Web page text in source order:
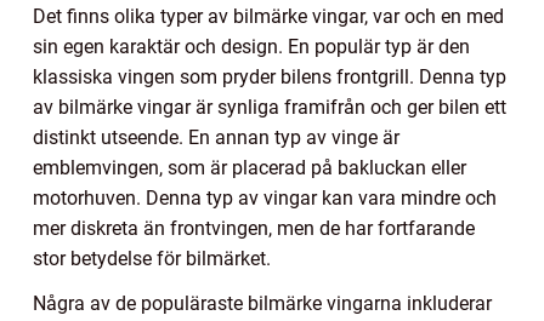
Det finns olika typer av bilmärke vingar, var och en med
sin egen karaktär och design. En populär typ är den
klassiska vingen som pryder bilens frontgrill. Denna typ
av bilmärke vingar är synliga framifrån och ger bilen ett
distinkt utseende. En annan typ av vinge är
emblemvingen, som är placerad på bakluckan eller
motorhuven. Denna typ av vingar kan vara mindre och
mer diskreta än frontvingen, men de har fortfarande
stor betydelse för bilmärket.
Några av de populäraste bilmärke vingarna inkluderar